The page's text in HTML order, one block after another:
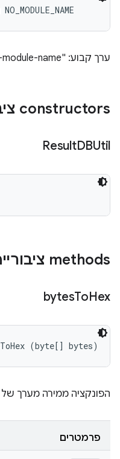
ערך קבוע: "no-module-name"
‫constructors ציבוריים
ResultDBUtil
‫methods ציבוריים
bytesToHex
(byte[] bytes)
הפונקציה ממירה מערך
פרמטרים